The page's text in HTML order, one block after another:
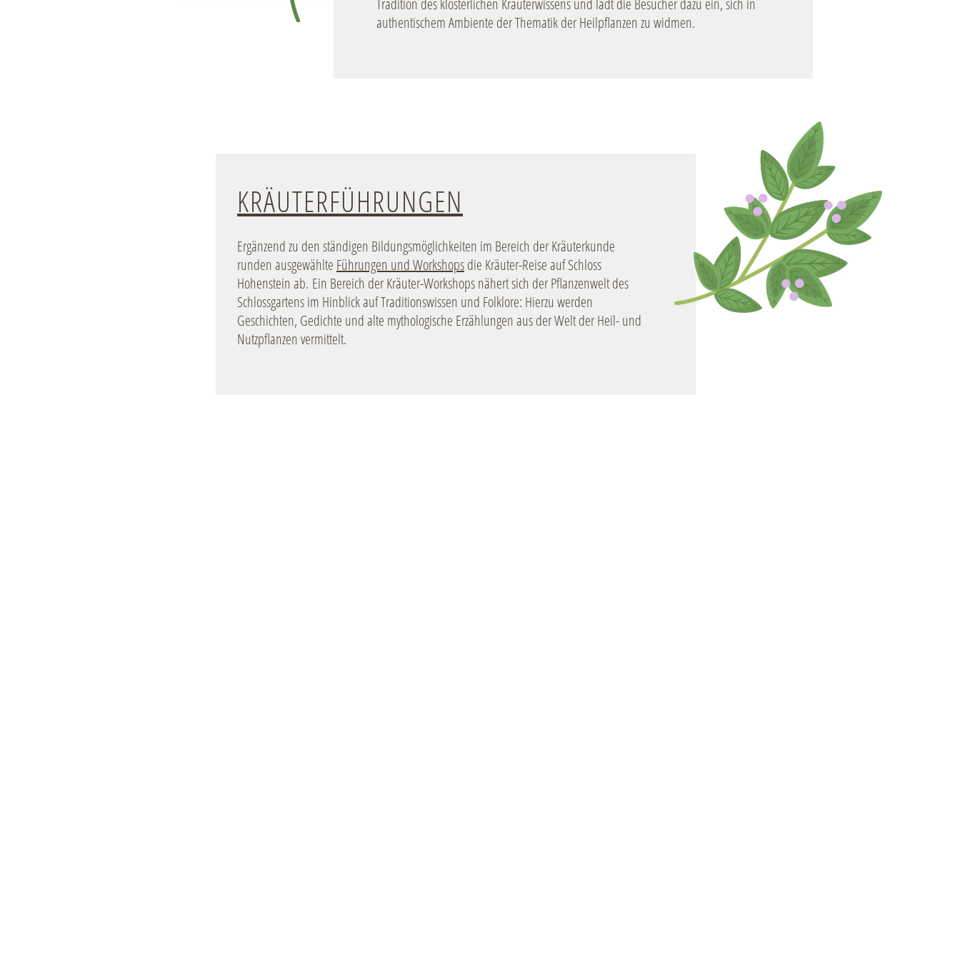
authentischem Ambiente der Thematik der Heilpflanzen zu widmen.
KRÄUTERFÜHRUNGEN
Ergänzend zu den ständigen Bildungsmöglichkeiten im Bereich der Kräuterkunde
runden ausgewählte Führungen und Workshopsdie Kräuter-Reise auf Schloss
Hohenstein ab. Ein Bereich der Kräuter-Workshops nähert sich der Pflanzenwelt des
Schlossgartens im Hinblick auf Traditionswissen und Folklore: Hierzu werden
Geschichten, Gedichte und alte mythologische Erzählungen aus der Welt der Heil- und
Nutzpflanzen vermittelt.